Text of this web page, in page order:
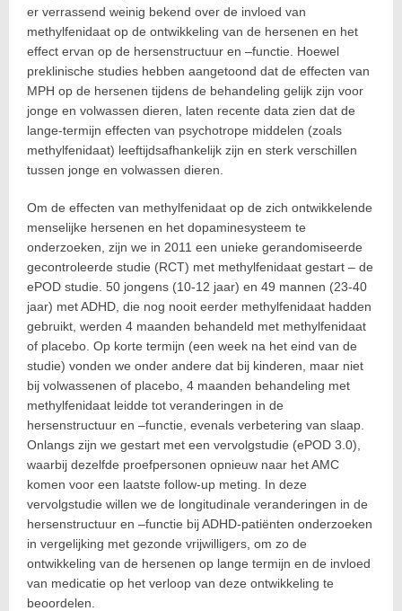
er verrassend weinig bekend over de invloed van
methylfenidaat op de ontwikkeling van de hersenen en het
effect ervan op de hersenstructuur en –functie. Hoewel
preklinische studies hebben aangetoond dat de effecten van
MPH op de hersenen tijdens de behandeling gelijk zijn voor
jonge en volwassen dieren, laten recente data zien dat de
lange-termijn effecten van psychotrope middelen (zoals
methylfenidaat) leeftijdsafhankelijk zijn en sterk verschillen
tussen jonge en volwassen dieren.
Om de effecten van methylfenidaat op de zich ontwikkelende
menselijke hersenen en het dopaminesysteem te
onderzoeken, zijn we in 2011 een unieke gerandomiseerde
gecontroleerde studie (RCT) met methylfenidaat gestart – de
ePOD studie. 50 jongens (10-12 jaar) en 49 mannen (23-40
jaar) met ADHD, die nog nooit eerder methylfenidaat hadden
gebruikt, werden 4 maanden behandeld met methylfenidaat
of placebo. Op korte termijn (een week na het eind van de
studie) vonden we onder andere dat bij kinderen, maar niet
bij volwassenen of placebo, 4 maanden behandeling met
methylfenidaat leidde tot veranderingen in de
hersenstructuur en –functie, evenals verbetering van slaap.
Onlangs zijn we gestart met een vervolgstudie (ePOD 3.0),
waarbij dezelfde proefpersonen opnieuw naar het AMC
komen voor een laatste follow-up meting. In deze
vervolgstudie willen we de longitudinale veranderingen in de
hersenstructuur en –functie bij ADHD-patiënten onderzoeken
in vergelijking met gezonde vrijwilligers, om zo de
ontwikkeling van de hersenen op lange termijn en de invloed
van medicatie op het verloop van deze ontwikkeling te
beoordelen.